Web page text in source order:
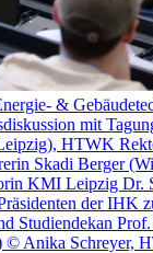
&
mit
HTWK
Skadi Berger
KMI Leipzig Dr.
der IHK
Studiendekan Prof.
Anika Schreyer,